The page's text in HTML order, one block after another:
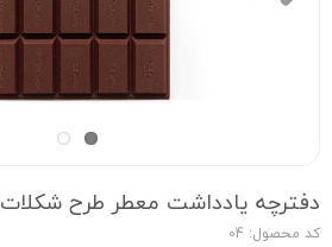
دفترچه یادداشت معطر طرح شکلات
کد محصول: 04